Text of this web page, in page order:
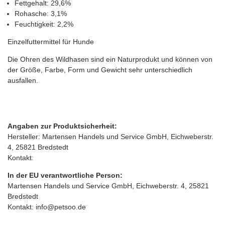
Fettgehalt: 29,6%
Rohasche: 3,1%
Feuchtigkeit: 2,2%
Einzelfuttermittel für Hunde
Die Ohren des Wildhasen sind ein Naturprodukt und können von
der Größe, Farbe, Form und Gewicht sehr unterschiedlich
ausfallen.
Angaben zur Produktsicherheit:
Hersteller: Martensen Handels und Service GmbH, Eichweberstr.
4, 25821 Bredstedt
Kontakt:
In der EU verantwortliche Person:
Martensen Handels und Service GmbH, Eichweberstr. 4, 25821
Bredstedt
Kontakt: info@petsoo.de